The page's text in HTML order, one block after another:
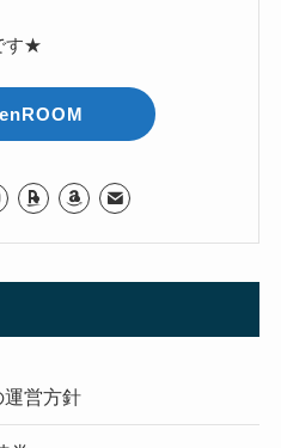
す★
営方針